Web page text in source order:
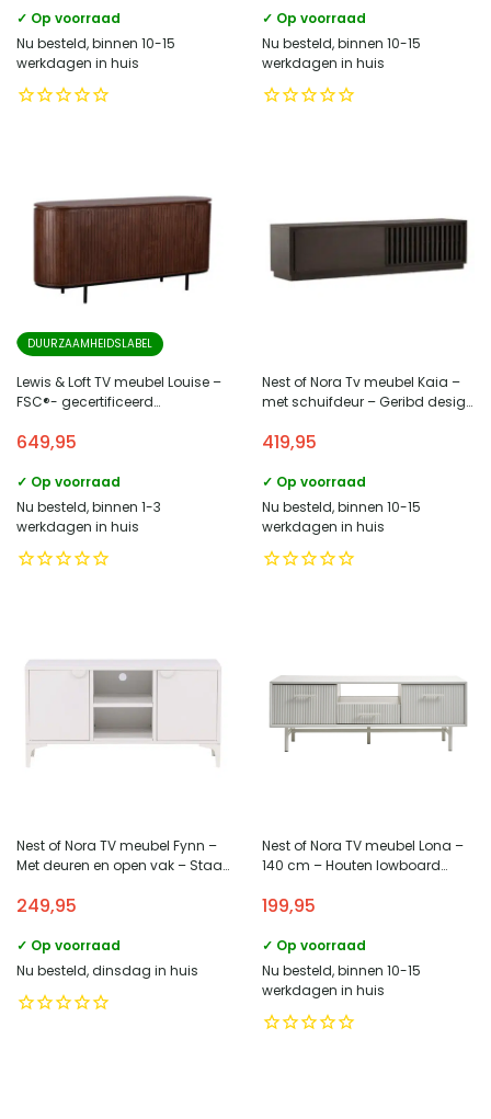
✓ Op voorraad
Nu besteld, binnen 10-15
werkdagen in huis
✓ Op voorraad
Nu besteld, binnen 10-15
werkdagen in huis
DUURZAAMHEIDSLABEL
Lewis & Loft TV meubel Louise –
FSC®- gecertificeerd
649,95
✓ Op voorraad
Nu besteld, binnen 1-3
werkdagen in huis
Nest of Nora Tv meubel Kaia –
met schuifdeur – Geribd design
419,95
✓ Op voorraad
Nu besteld, binnen 10-15
werkdagen in huis
Nest of Nora TV meubel Fynn –
Met deuren en open vak – Staal
249,95
✓ Op voorraad
Nu besteld, dinsdag in huis
Nest of Nora TV meubel Lona –
140 cm – Houten lowboard
lade – Greige
199,95
✓ Op voorraad
Nu besteld, binnen 10-15
werkdagen in huis